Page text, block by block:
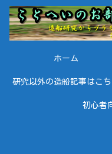
ホーム
研究以外の造船記事はこ
初心者